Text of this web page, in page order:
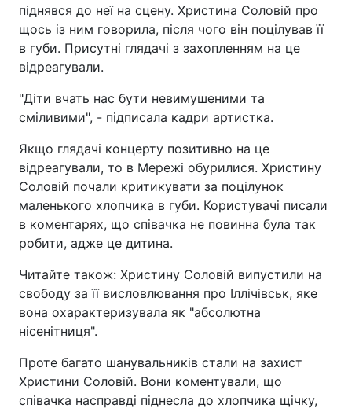
піднявся до неї на сцену. Христина Соловій про
щось із ним говорила, після чого він поцілував її
в губи. Присутні глядачі з захопленням на це
відреагували.
"Діти вчать нас бути невимушеними та
сміливими", - підписала кадри артистка.
Якщо глядачі концерту позитивно на це
відреагували, то в Мережі обурилися. Христину
Соловій почали критикувати за поцілунок
маленького хлопчика в губи. Користувачі писали
в коментарях, що співачка не повинна була так
робити, адже це дитина.
Читайте також: Христину Соловій випустили на
свободу за її висловлювання про Іллічівськ, яке
вона охарактеризувала як "абсолютна
нісенітниця".
Проте багато шанувальників стали на захист
Христини Соловій. Вони коментували, що
співачка насправді піднесла до хлопчика щічку,